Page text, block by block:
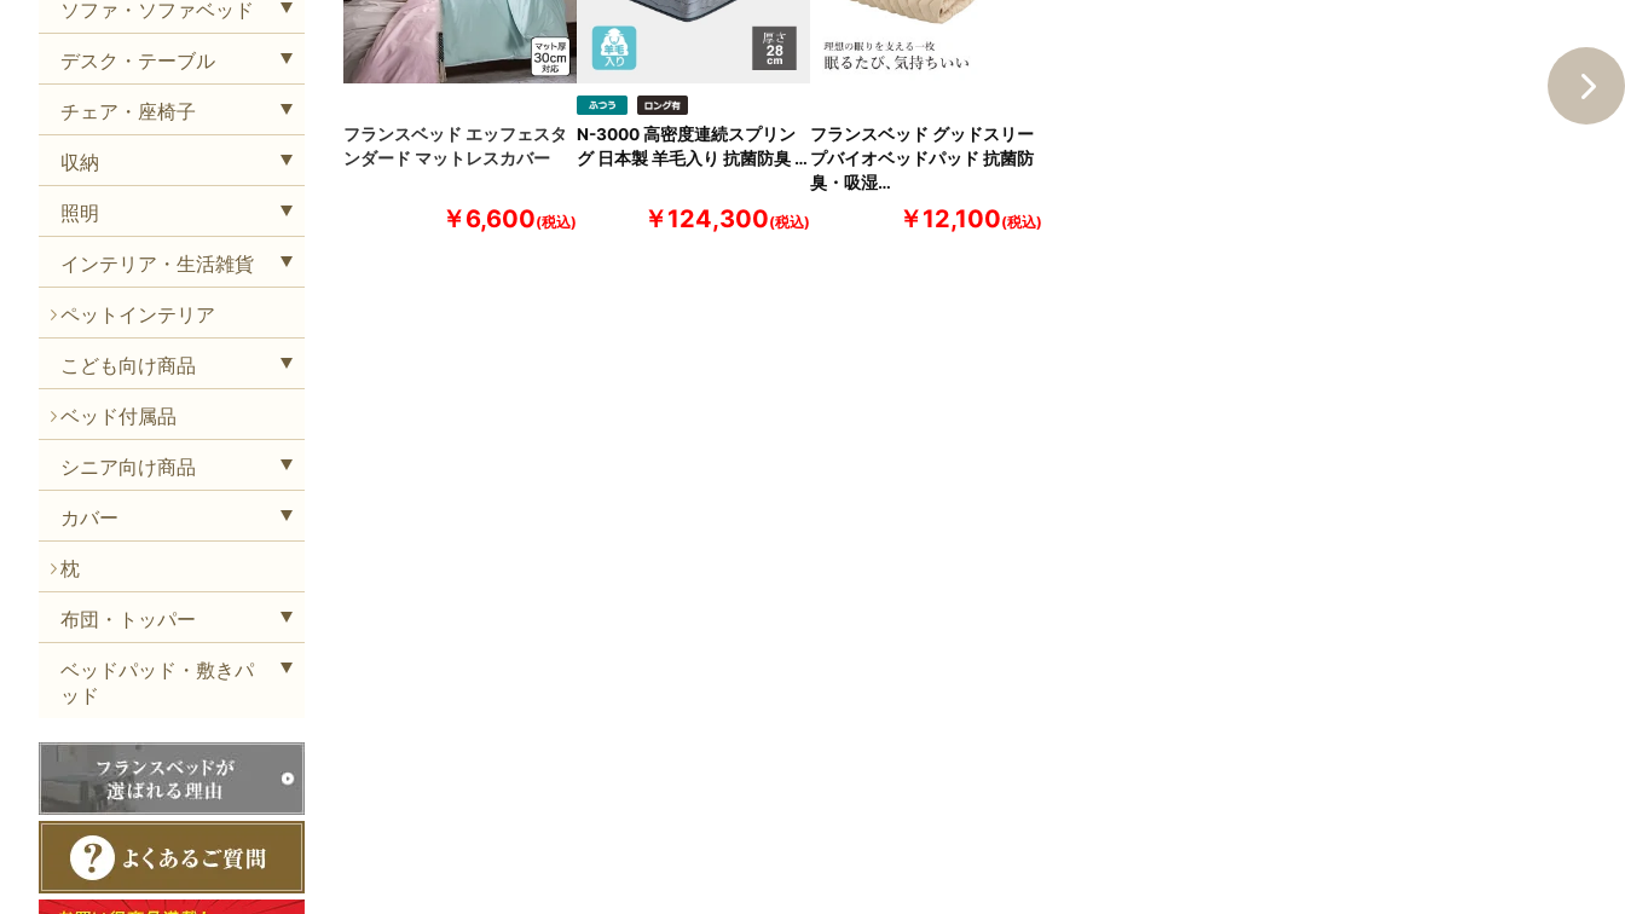
ソファ・ソファベッド
デスク・テーブル
チェア・座椅子
収納
照明
インテリア・生活雑貨
ペットインテリア
こども向け商品
ベッド付属品
シニア向け商品
カバー
枕
布団・トッパー
ベッドパッド・敷きパ
ッド
フランスベッド エッフェスタ
ンダード マットレスカバー
￥6,600
N-3000 高密度連続スプリン
グ 日本製 羊毛入り 抗菌防臭 …
￥124,300
フランスベッド グッドスリー
プバイオベッドパッド 抗菌防
臭・吸湿…
￥12,100